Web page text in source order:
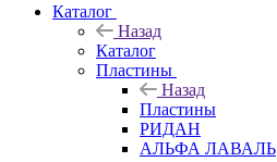
Каталог
Назад
Каталог
Пластины
Назад
Пластины
РИДАН
АЛЬФА ЛАВАЛЬ